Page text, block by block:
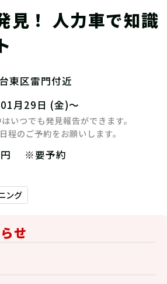
見！ 人力車で知識
東区雷門付近
月29日 (金)～
いつでも発見報告ができます。
程のご予約をお願いします。
円 ※要予約
ング
せ